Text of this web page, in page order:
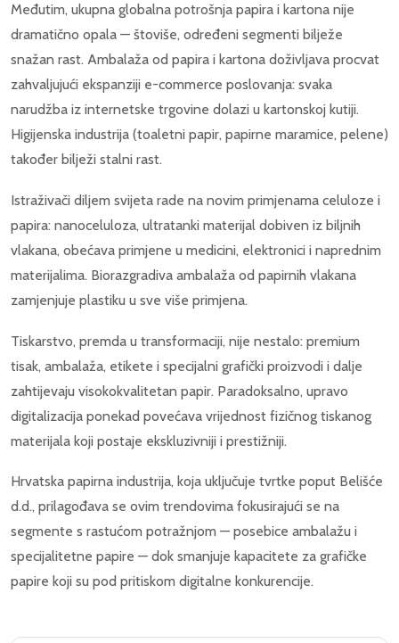
Međutim, ukupna globalna potrošnja papira i kartona nije
dramatično opala — štoviše, određeni segmenti bilježe
snažan rast. Ambalaža od papira i kartona doživljava procvat
zahvaljujući ekspanziji e-commerce poslovanja: svaka
narudžba iz internetske trgovine dolazi u kartonskoj kutiji.
Higijenska industrija (toaletni papir, papirne maramice, pelene)
također bilježi stalni rast.
Istraživači diljem svijeta rade na novim primjenama celuloze i
papira: nanoceluloza, ultratanki materijal dobiven iz biljnih
vlakana, obećava primjene u medicini, elektronici i naprednim
materijalima. Biorazgradiva ambalaža od papirnih vlakana
zamjenjuje plastiku u sve više primjena.
Tiskarstvo, premda u transformaciji, nije nestalo: premium
tisak, ambalaža, etikete i specijalni grafički proizvodi i dalje
zahtijevaju visokokvalitetan papir. Paradoksalno, upravo
digitalizacija ponekad povećava vrijednost fizičnog tiskanog
materijala koji postaje ekskluzivniji i prestižniji.
Hrvatska papirna industrija, koja uključuje tvrtke poput Belišće
d.d., prilagođava se ovim trendovima fokusirajući se na
segmente s rastućom potražnjom — posebice ambalažu i
specijalitetne papire — dok smanjuje kapacitete za grafičke
papire koji su pod pritiskom digitalne konkurencije.